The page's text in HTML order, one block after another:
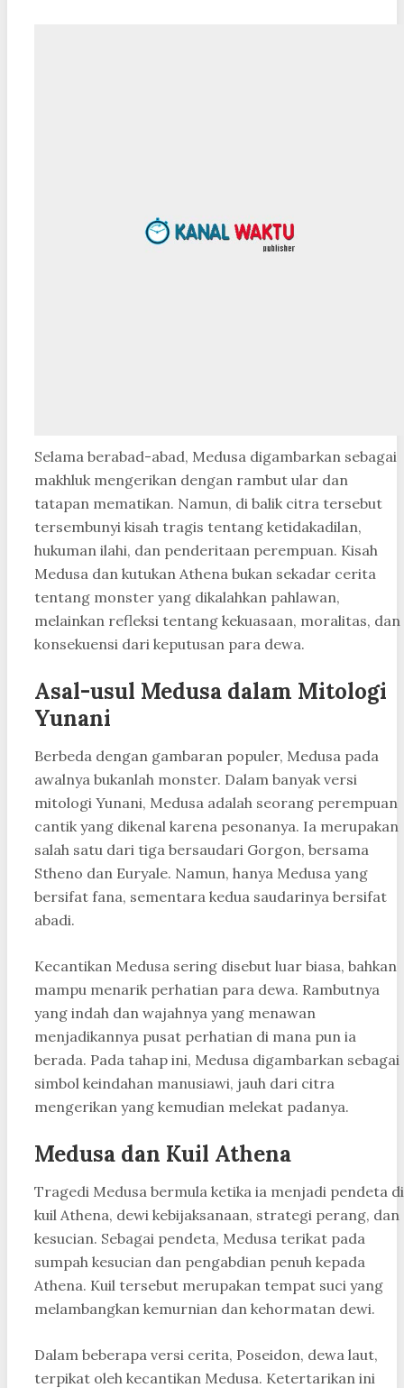
Selama berabad-abad, Medusa digambarkan sebagai
makhluk mengerikan dengan rambut ular dan
tatapan mematikan. Namun, di balik citra tersebut
tersembunyi kisah tragis tentang ketidakadilan,
hukuman ilahi, dan penderitaan perempuan. Kisah
Medusa dan kutukan Athena bukan sekadar cerita
tentang monster yang dikalahkan pahlawan,
melainkan refleksi tentang kekuasaan, moralitas, dan
konsekuensi dari keputusan para dewa.
Asal-usul Medusa dalam Mitologi
Yunani
Berbeda dengan gambaran populer, Medusa pada
awalnya bukanlah monster. Dalam banyak versi
mitologi Yunani, Medusa adalah seorang perempuan
cantik yang dikenal karena pesonanya. Ia merupakan
salah satu dari tiga bersaudari Gorgon, bersama
Stheno dan Euryale. Namun, hanya Medusa yang
bersifat fana, sementara kedua saudarinya bersifat
abadi.
Kecantikan Medusa sering disebut luar biasa, bahkan
mampu menarik perhatian para dewa. Rambutnya
yang indah dan wajahnya yang menawan
menjadikannya pusat perhatian di mana pun ia
berada. Pada tahap ini, Medusa digambarkan sebagai
simbol keindahan manusiawi, jauh dari citra
mengerikan yang kemudian melekat padanya.
Medusa dan Kuil Athena
Tragedi Medusa bermula ketika ia menjadi pendeta di
kuil Athena, dewi kebijaksanaan, strategi perang, dan
kesucian. Sebagai pendeta, Medusa terikat pada
sumpah kesucian dan pengabdian penuh kepada
Athena. Kuil tersebut merupakan tempat suci yang
melambangkan kemurnian dan kehormatan dewi.
Dalam beberapa versi cerita, Poseidon, dewa laut,
terpikat oleh kecantikan Medusa. Ketertarikan ini